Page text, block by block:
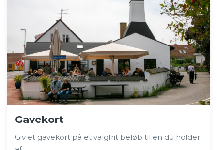
Gavekort
Giv et gavekort på et valgfrit beløb til en du holder